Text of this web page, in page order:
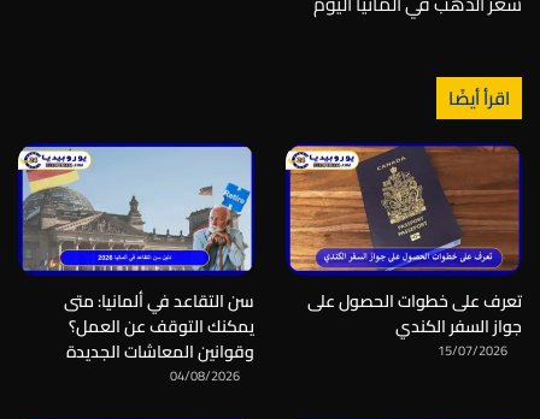
اقرأ أيضًا
تعرف على خطوات الحصول على
جواز السفر الكندي
15/07/2026
سن التقاعد في ألمانيا: متى
يمكنك التوقف عن العمل؟
وقوانين المعاشات الجديدة
04/08/2026